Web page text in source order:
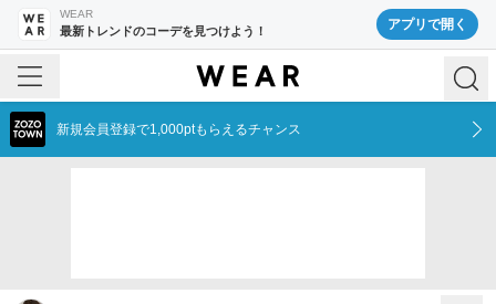
WEAR
最新トレンドのコーデを見つけよう！ アプリで開く
新規会員登録で1,000ptもらえるチャンス